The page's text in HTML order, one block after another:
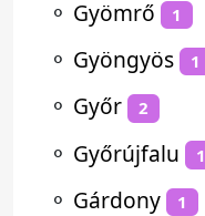
⚬ Gyömrő 1
⚬ Gyöngyös 1
⚬ Győr 2
⚬ Győrújfalu 1
⚬ Gárdony 1